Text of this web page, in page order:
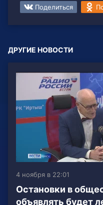
Поделиться
ДРУГИЕ НОВОСТИ
4 ноября в 22:01
Остановки в
объявлять будет